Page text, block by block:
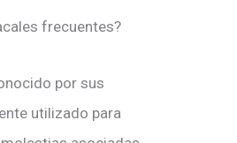
frecuentes?
por sus
utilizado para